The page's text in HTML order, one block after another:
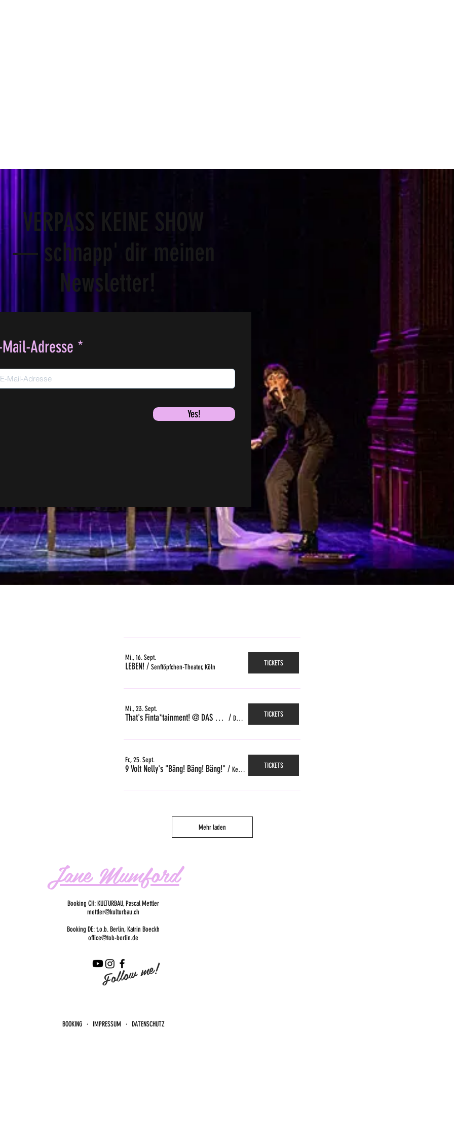
VERPASS KEINE SHOW
— schnapp' dir meinen
Newsletter!
Mail-Adresse
Yes!
Mi., 16. Sept.
LEBEN!/ Senftöpfchen-Theater, Köln TICKETS
Mi., 23. Sept.
That's Finta*tainment! @ DAS GLEIS, Zürich / Das Gleis, Zürich TICKETS
Fr., 25. Sept.
9 Volt Nelly's "Bäng! Bäng! Bäng!" / Kellerpoche, Fribourg TICKETS
Mehr laden
Jane Mumford
Booking CH: KULTURBAU, Pascal Mettler
mettler@kulturbau.ch
Booking DE: t.o.b. Berlin, Katrin Boeckh
office@tob-berlin.de
Follow me!
BOOKING · IMPRESSUM · DATENSCHUTZ